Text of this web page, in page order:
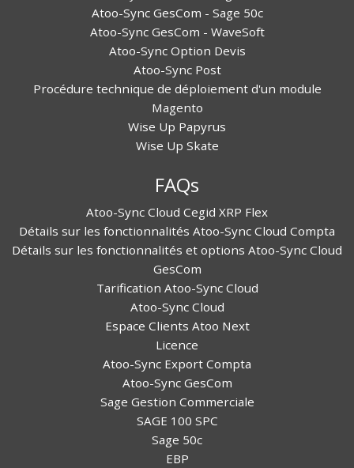
Atoo-Sync GesCom - Sage 50c
Atoo-Sync GesCom - WaveSoft
Atoo-Sync Option Devis
Atoo-Sync Post
Procédure technique de déploiement d'un module
Magento
Wise Up Papyrus
Wise Up Skate
FAQs
Atoo-Sync Cloud Cegid XRP Flex
Détails sur les fonctionnalités Atoo-Sync Cloud Compta
Détails sur les fonctionnalités et options Atoo-Sync Cloud
GesCom
Tarification Atoo-Sync Cloud
Atoo-Sync Cloud
Espace Clients Atoo Next
Licence
Atoo-Sync Export Compta
Atoo-Sync GesCom
Sage Gestion Commerciale
SAGE 100 SPC
Sage 50c
EBP